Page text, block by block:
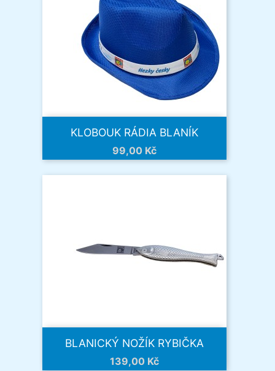
KLOBOUK RÁDIA BLANÍK
Cena
99,00 Kč
BLANICKÝ NOŽÍK RYBIČKA
Cena
139,00 Kč